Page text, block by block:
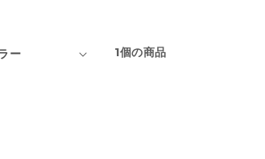
1個の商品